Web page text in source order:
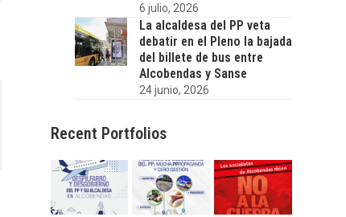
6 julio, 2026
La alcaldesa del PP veta
debatir en el Pleno la bajada
del billete de bus entre
Alcobendas y Sanse
24 junio, 2026
Recent Portfolios